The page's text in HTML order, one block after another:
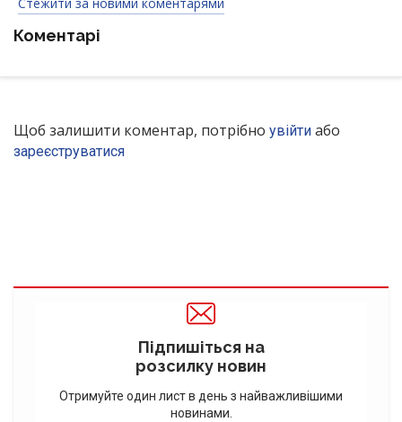
Стежити за новими коментарями
Коментарі
Щоб залишити коментар, потрібно увійти або
зареєструватися
Підпишіться на
розсилку новин
Отримуйте один лист в день з найважливішими
новинами.